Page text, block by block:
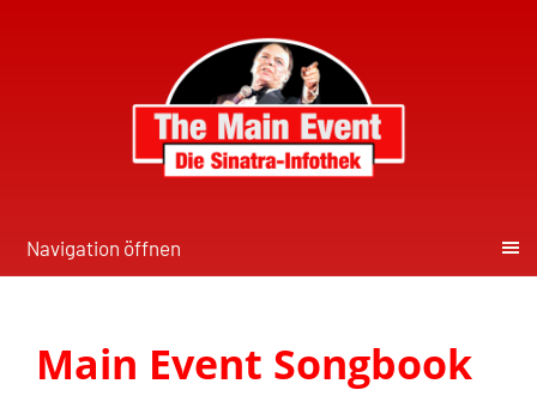
Navigation öffnen
Main Event Songbook